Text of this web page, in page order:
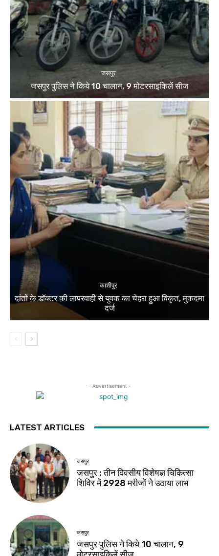
जसपुर
जसपुर पुलिस ने किये 10 चालान, 9 मोटरसाइकिलें सीज
काशीपुर
दांतों के डॉक्टर की लापरवाही से युवक का चेहरा हुआ विकृत, मुकदमा
दर्ज
- Advertisement -
LATEST ARTICLES
जसपुर
जसपुर : तीन दिवसीय विशेषज्ञ चिकित्सा
शिविर में 2928 मरीजों ने उठाया लाभ
जसपुर
जसपुर पुलिस ने किये 10 चालान, 9